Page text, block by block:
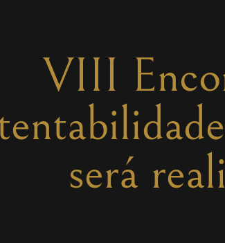
VIII
será